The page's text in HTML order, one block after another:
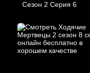
Сезон 2 Серия 6